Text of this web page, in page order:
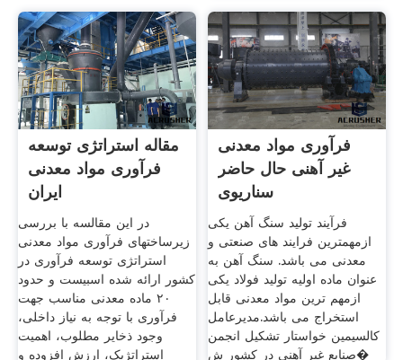
مقاله استراتژی توسعه
فرآوری مواد معدنی
ایران
در این مقالسه با بررسی
زیرساختهای فرآوری مواد معدنی
استراتژی توسعه فرآوری در
کشور ارائه شده اسبیست و حدود
۲۰ ماده معدنی مناسب جهت
فرآوری با توجه به نیاز داخلی،
وجود ذخایر مطلوب، اهمیت
استراتژیک، ارزش افزوده و
فرآوری مواد معدنی
غیر آهنی حال حاضر
سناریوی
فرآیند تولید سنگ آهن یکی
ازمهمترین فرایند های صنعتی و
معدنی می باشد. سنگ آهن به
عنوان ماده اولیه تولید فولاد یکی
ازمهم ترین مواد معدنی قابل
استخراج می باشد.مدیرعامل
کالسیمین خواستار تشکیل انجمن
صنایع غیر آهنی در کشور ش�